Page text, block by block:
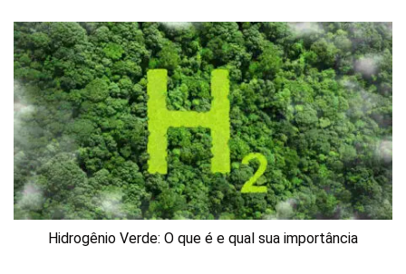
Hidrogênio Verde: O que é e qual sua importância